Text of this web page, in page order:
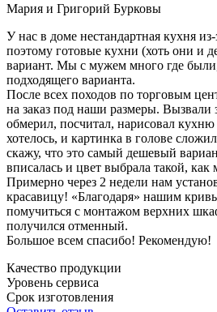
Мария и Григорий Бурковы
У нас в доме нестандартная кухня
поэтому готовые кухни (хоть они и
вариант. Мы с мужем много где
подходящего варианта.
После всех походов по торговым
на заказ под наши размеры. Вызвали
обмерил, посчитал, нарисовал
хотелось, и картинка в голове
скажу, что это самый дешевый
вписалась и цвет выбрала такой, как
Примерно через 2 недели нам
красавицу! «Благодаря» нашим
помучиться с монтажом верхних
получился отменный.
Большое всем спасибо! Рекомендую!
Качество продукции
Уровень сервиса
Срок изготовления